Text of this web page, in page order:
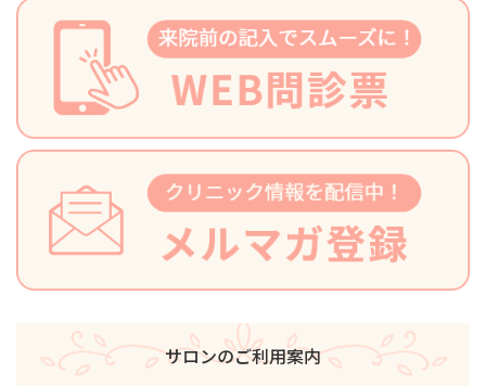
サロンのご利用案内